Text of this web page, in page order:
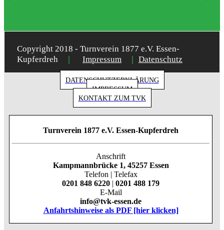
Copyright 2018 - Turnverein 1877 e.V. Essen-
Kupferdreh
| Impressum | Datenschutz
DATENSCHUTZERKLÄRUNG
IMPRESSUM
KONTAKT ZUM TVK
Turnverein 1877 e.V. Essen-Kupferdreh
Anschrift
Kampmannbrücke 1, 45257 Essen
Telefon | Telefax
0201 848 6220 | 0201 488 179
E-Mail
info@tvk-essen.de
Anfahrtshinweise als PDF [hier klicken]